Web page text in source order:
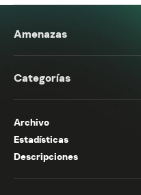
Amenazas
Categorías
Archivo
Estadísticas
Descripciones